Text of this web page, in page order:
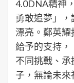
4.0DNA精神
勇敢追夢」
漂亮。鄭英
給予的支持
不同挑戰、
子，無論未